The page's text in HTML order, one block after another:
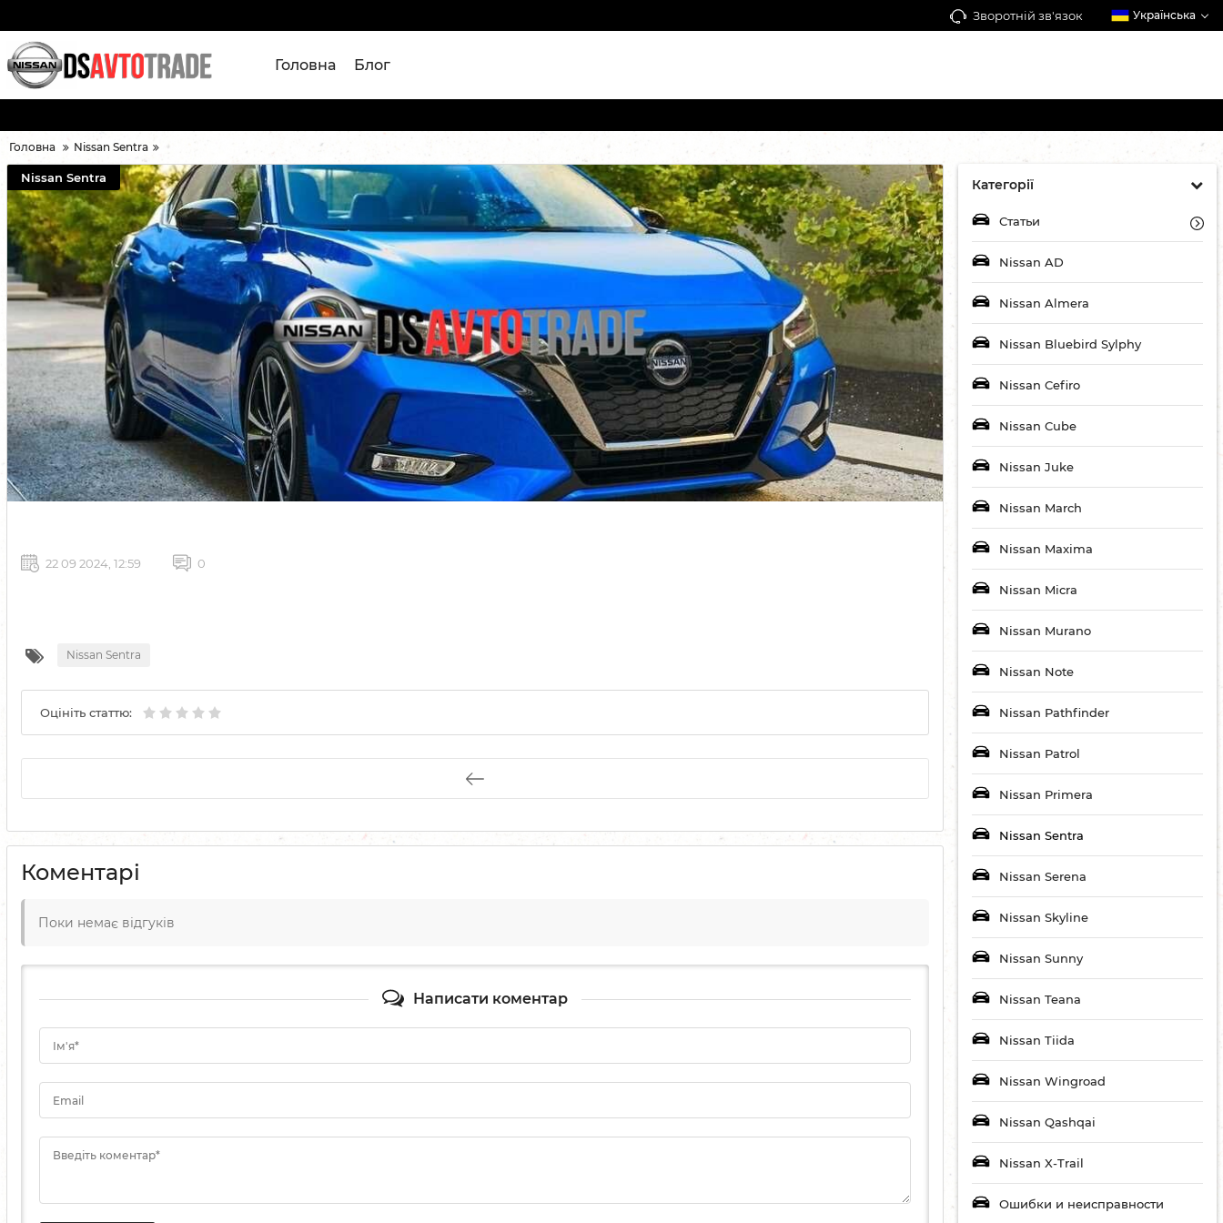
Зворотній зв'язок Українська
Головна Блог
Головна Nissan Sentra
Категорії
Статьи
Nissan AD
Nissan Almera
Nissan Bluebird Sylphy
Nissan Cefiro
Nissan Cube
Nissan Juke
Nissan March
Nissan Maxima
Nissan Micra
Nissan Murano
Nissan Note
Nissan Pathfinder
Nissan Patrol
Nissan Primera
Nissan Sentra
Nissan Serena
Nissan Skyline
Nissan Sunny
Nissan Teana
Nissan Tiida
Nissan Wingroad
Nissan Qashqai
Nissan X-Trail
Ошибки и неисправности
Nissan Sentra
22 09 2024, 12:59 0
Nissan Sentra
Оцініть статтю:
Коментарі
Поки немає відгуків
Написати коментар
Ім'я*
Email
Введіть коментар*